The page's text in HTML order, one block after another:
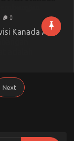
0
Kanada AHL